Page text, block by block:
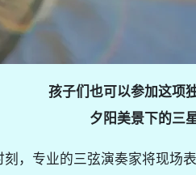
孩子们也可以参加这项
夕阳美景下的三
，专业的三弦演奏家将现场